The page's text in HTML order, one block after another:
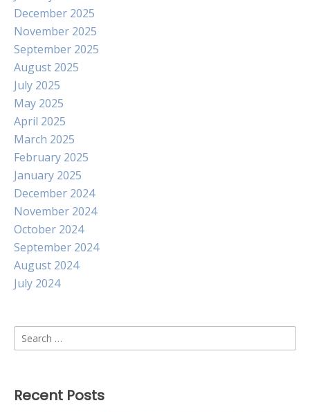
December 2025
November 2025
September 2025
August 2025
July 2025
May 2025
April 2025
March 2025
February 2025
January 2025
December 2024
November 2024
October 2024
September 2024
August 2024
July 2024
Search
for:
Recent Posts